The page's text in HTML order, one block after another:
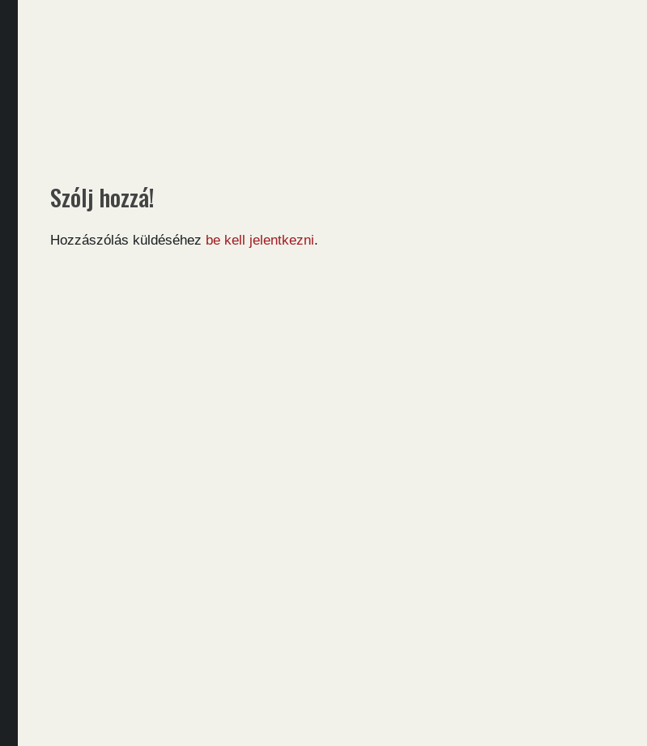
Szólj hozzá!
Hozzászólás küldéséhez be kell jelentkezni.